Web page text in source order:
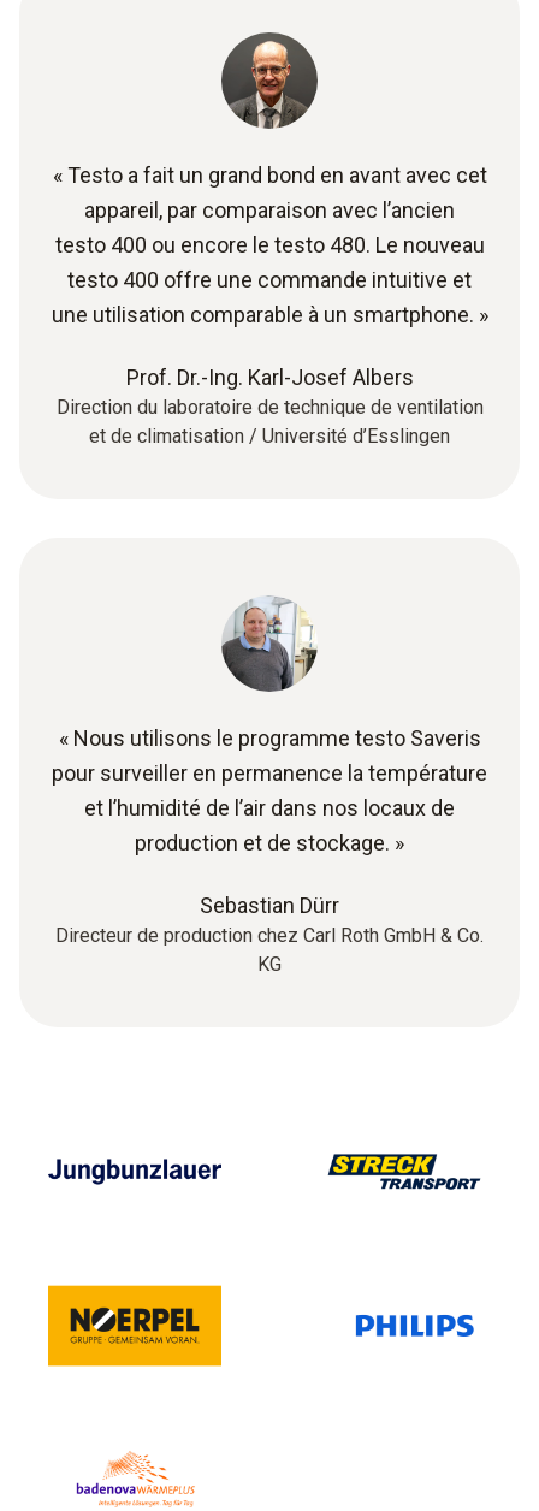
« Testo a fait un grand bond en avant avec cet
appareil, par comparaison avec l’ancien
testo 400 ou encore le testo 480. Le nouveau
testo 400 offre une commande intuitive et
une utilisation comparable à un smartphone. »
Prof. Dr.-Ing. Karl-Josef Albers
Direction du laboratoire de technique de ventilation
et de climatisation / Université d’Esslingen
« Nous utilisons le programme testo Saveris
pour surveiller en permanence la température
et l’humidité de l’air dans nos locaux de
production et de stockage. »
Sebastian Dürr
Directeur de production chez Carl Roth GmbH & Co.
KG